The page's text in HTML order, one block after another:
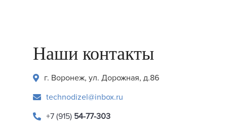
Наши контакты
г. Воронеж, ул. Дорожная, д.86
technodizel@inbox.ru
+7 (915) 54-77-303